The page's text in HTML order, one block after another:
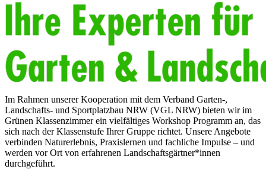
Im Rahmen unserer Kooperation mit dem Verband Garten-,
Landschafts- und Sportplatzbau NRW (VGL NRW) bieten wir im
Grünen Klassenzimmer ein vielfältiges Workshop Programm an, das
sich nach der Klassenstufe Ihrer Gruppe richtet. Unsere Angebote
verbinden Naturerlebnis, Praxislernen und fachliche Impulse – und
werden vor Ort von erfahrenen Landschaftsgärtner*innen
durchgeführt.